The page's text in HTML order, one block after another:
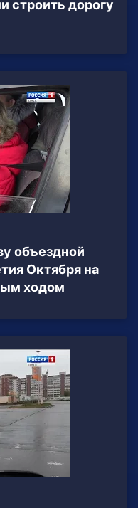
строить дорогу
объездной
Октября на
ходом